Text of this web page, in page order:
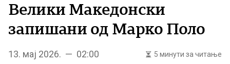
Велики Македонски
запишани од Марко Поло
13. мај 2026. — 02:00 5 минути за читање